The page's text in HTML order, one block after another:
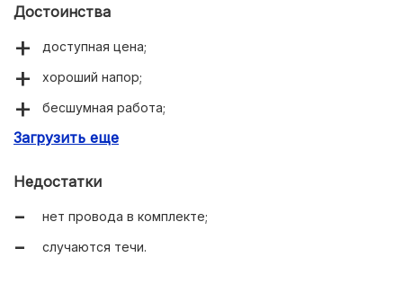
Достоинства
доступная цена;
хороший напор;
бесшумная работа;
надежность.
Загрузить еще
Недостатки
нет провода в комплекте;
случаются течи.